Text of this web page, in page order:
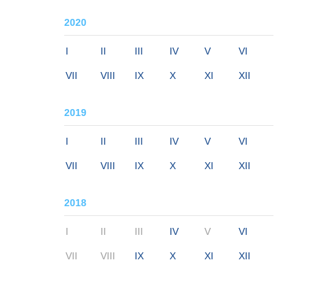
2020
I II III IV V VI
VII VIII IX X XI XII
2019
I II III IV V VI
VII VIII IX X XI XII
2018
I II III IV V VI
VII VIII IX X XI XII